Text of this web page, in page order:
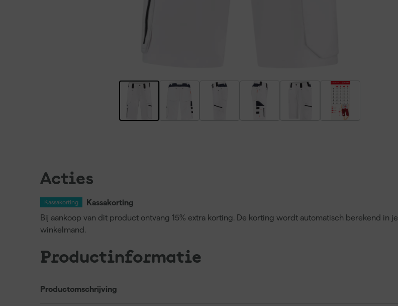
Acties
Kassakorting
Kassakorting
Bij aankoop van dit product ontvang 15% extra korting. De korting wordt automatisch berekend in je
winkelmand.
Productinformatie
Productomschrijving